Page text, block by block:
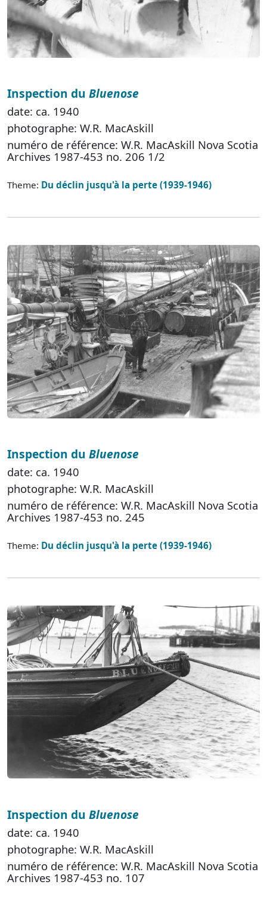
Inspection du Bluenose
date: ca. 1940
photographe: W.R. MacAskill
numéro de référence: W.R. MacAskill Nova Scotia
Archives 1987-453 no. 206 1/2
Theme: Du déclin jusqu'à la perte (1939-1946)
Inspection du Bluenose
date: ca. 1940
photographe: W.R. MacAskill
numéro de référence: W.R. MacAskill Nova Scotia
Archives 1987-453 no. 245
Theme: Du déclin jusqu'à la perte (1939-1946)
Inspection du Bluenose
date: ca. 1940
photographe: W.R. MacAskill
numéro de référence: W.R. MacAskill Nova Scotia
Archives 1987-453 no. 107